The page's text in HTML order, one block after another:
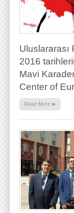
Uluslararası
2016
Mavi
Center of
Read More »